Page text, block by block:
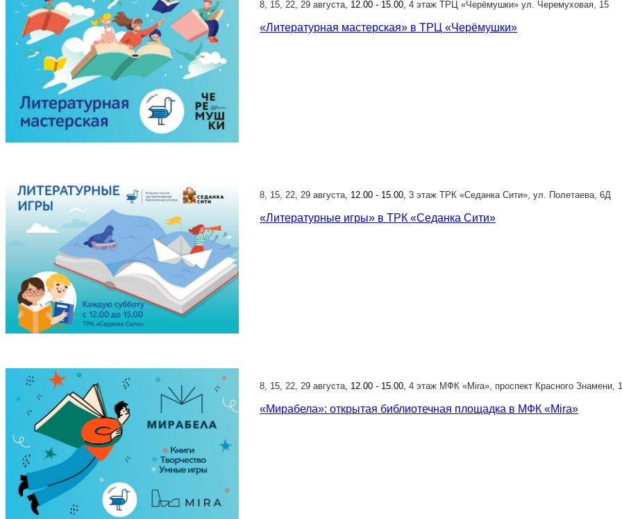
8, 15, 22, 29 августа, 12.00 - 15.00,4 этаж ТРЦ «Черёмушки» ул. Черемуховая, 15
«Литературная мастерская» в ТРЦ «Черёмушки»
8, 15, 22, 29 августа, 12.00 - 15.00,3 этаж ТРК «Седанка Сити», ул. Полетаева, 6Д
«Литературные игры» в ТРК «Седанка Сити»
8, 15, 22, 29 августа , 12.00 - 15.00,4 этаж МФК «Mira», проспект Красного Знамени,
«Мирабела»: открытая библиотечная площадка в МФК «Mira»